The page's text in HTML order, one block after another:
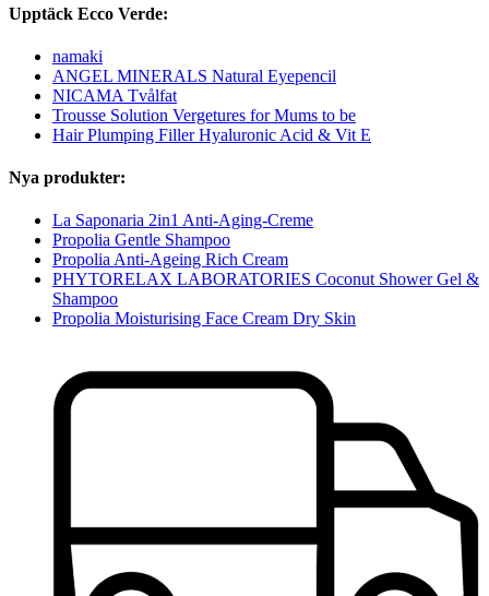
Upptäck Ecco Verde:
namaki
ANGEL MINERALS Natural Eyepencil
NICAMA Tvålfat
Trousse Solution Vergetures for Mums to be
Hair Plumping Filler Hyaluronic Acid & Vit E
Nya produkter:
La Saponaria 2in1 Anti-Aging-Creme
Propolia Gentle Shampoo
Propolia Anti-Ageing Rich Cream
PHYTORELAX LABORATORIES Coconut Shower Gel &
Shampoo
Propolia Moisturising Face Cream Dry Skin